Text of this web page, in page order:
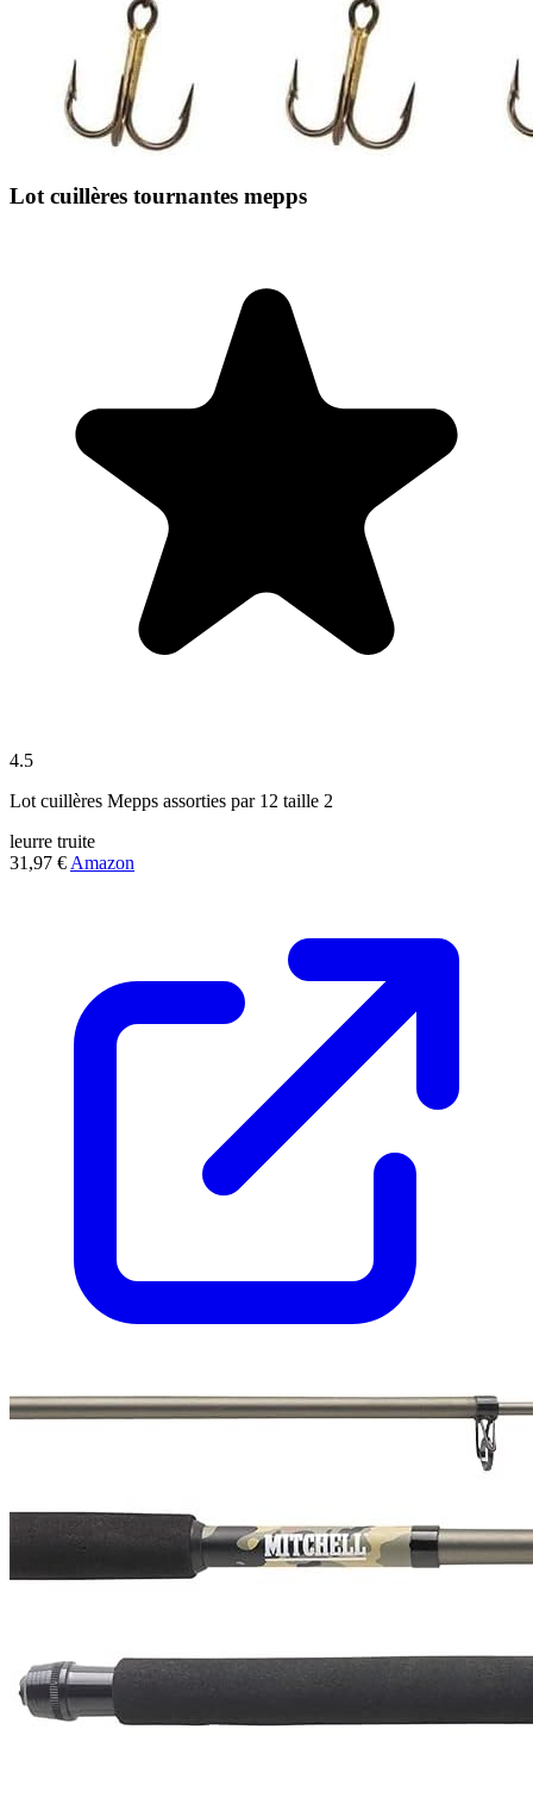
Lot cuillères tournantes mepps
4.5
Lot cuillères Mepps assorties par 12 taille 2
leurre truite
31,97 € Amazon